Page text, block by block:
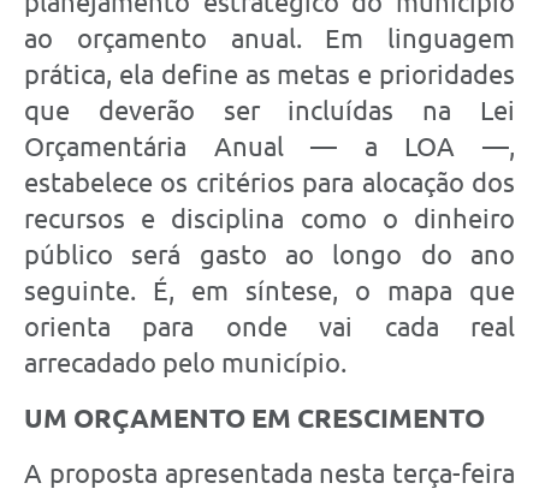
ao orçamento anual. Em linguagem
prática, ela define as metas e prioridades
que deverão ser incluídas na Lei
Orçamentária Anual — a LOA —,
estabelece os critérios para alocação dos
recursos e disciplina como o dinheiro
público será gasto ao longo do ano
seguinte. É, em síntese, o mapa que
orienta para onde vai cada real
arrecadado pelo município.
UM ORÇAMENTO EM CRESCIMENTO
A proposta apresentada nesta terça-feira